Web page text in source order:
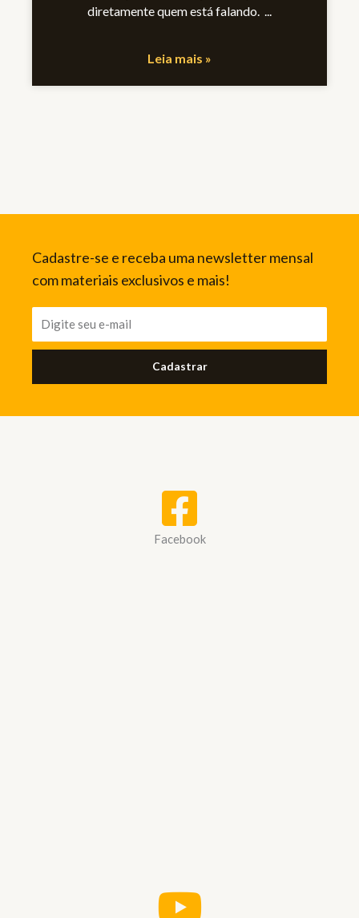
diretamente quem está falando.
Leia mais »
Cadastre-se e receba uma newsletter mensal
com materiais exclusivos e mais!
Cadastrar
Facebook